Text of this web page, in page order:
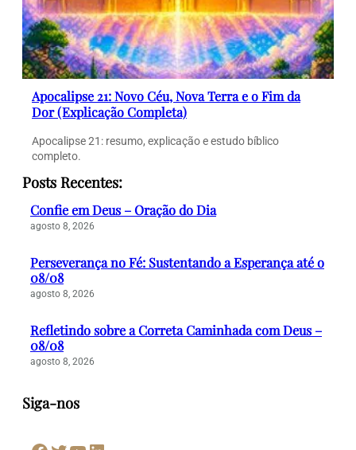
Apocalipse 21: Novo Céu, Nova Terra e o Fim da
Dor (Explicação Completa)
Apocalipse 21: resumo, explicação e estudo bíblico
completo.
Posts Recentes:
Confie em Deus – Oração do Dia
agosto 8, 2026
Perseverança no Fé: Sustentando a Esperança até o
08/08
agosto 8, 2026
Refletindo sobre a Correta Caminhada com Deus –
08/08
agosto 8, 2026
Siga-nos